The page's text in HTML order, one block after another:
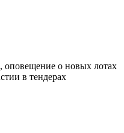
оповещение о новых лотах
в тендерах